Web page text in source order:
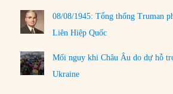
08/08/1945: Tổng thống Truman
Liên Hiệp Quốc
Mối nguy khi Châu Âu do dự hỗ
Ukraine